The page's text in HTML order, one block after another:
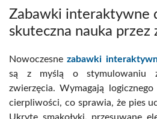
Zabawki interaktywne
skuteczna nauka przez
Nowoczesnezabawki
są z myślą o stymulowaniu
zwierzęcia. Wymagają
cierpliwości, co sprawia, że pies